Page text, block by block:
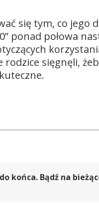
się tym, co jego
ponad połowa
sięgnęli,
końca. Bądź na